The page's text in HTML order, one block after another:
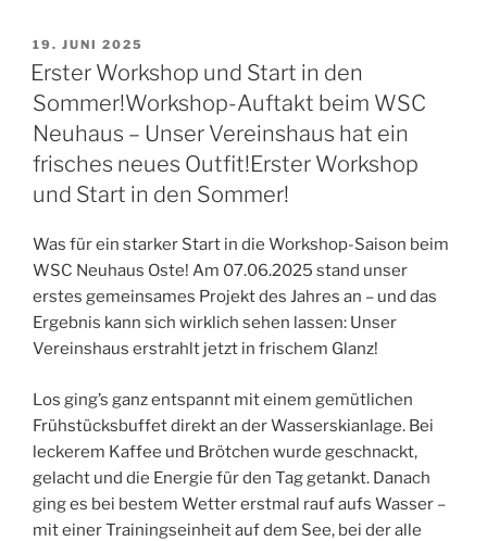
VERÖFFENTLICHT
AM
19. JUNI 2025
Erster Workshop und Start in den
Sommer!Workshop-Auftakt beim WSC
Neuhaus – Unser Vereinshaus hat ein
frisches neues Outfit!Erster Workshop
und Start in den Sommer!
Was für ein starker Start in die Workshop-Saison beim
WSC Neuhaus Oste! Am 07.06.2025 stand unser
erstes gemeinsames Projekt des Jahres an – und das
Ergebnis kann sich wirklich sehen lassen: Unser
Vereinshaus erstrahlt jetzt in frischem Glanz!
Los ging’s ganz entspannt mit einem gemütlichen
Frühstücksbuffet direkt an der Wasserskianlage. Bei
leckerem Kaffee und Brötchen wurde geschnackt,
gelacht und die Energie für den Tag getankt. Danach
ging es bei bestem Wetter erstmal rauf aufs Wasser –
mit einer Trainingseinheit auf dem See, bei der alle